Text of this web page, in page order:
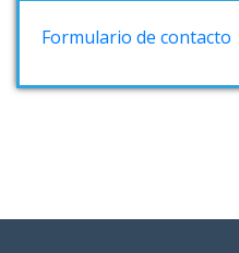
Formulario de contacto